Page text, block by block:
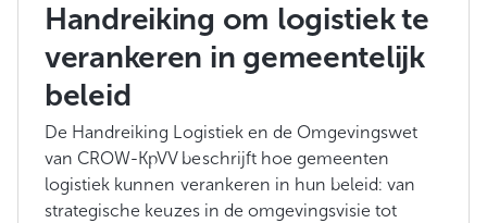
Handreiking om logistiek te
verankeren in gemeentelijk
beleid
De Handreiking Logistiek en de Omgevingswet
van CROW-KpVV beschrijft hoe gemeenten
logistiek kunnen verankeren in hun beleid: van
strategische keuzes in de omgevingsvisie tot